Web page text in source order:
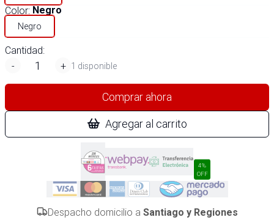
Color: Negro
Negro
Cantidad:
-
+ 1 disponible
Comprar ahora
Agregar al carrito
4%
OFF
Despacho domicilio a Santiago y Regiones